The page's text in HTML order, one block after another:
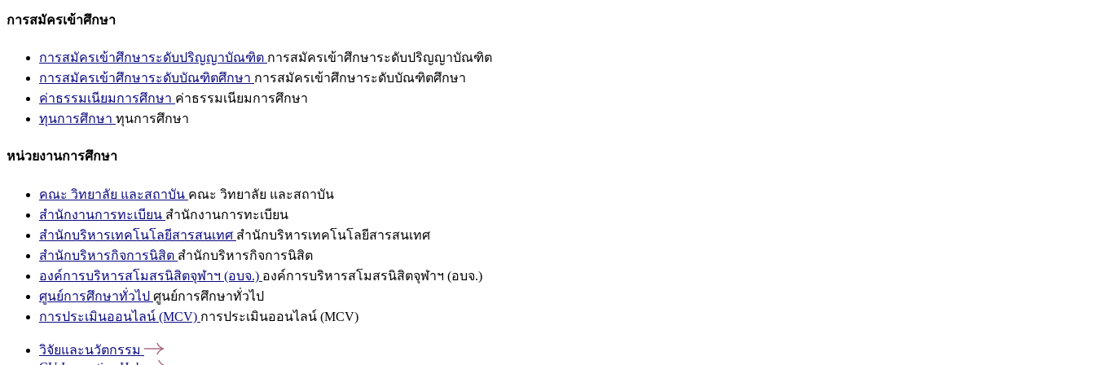
การสมัครเข้าศึกษา
การสมัครเข้าศึกษาระดับปริญญาบัณฑิต การสมัครเข้าศึกษาระดับปริญญาบัณฑิต
การสมัครเข้าศึกษาระดับบัณฑิตศึกษา การสมัครเข้าศึกษาระดับบัณฑิตศึกษา
ค่าธรรมเนียมการศึกษา ค่าธรรมเนียมการศึกษา
ทุนการศึกษา ทุนการศึกษา
หน่วยงานการศึกษา
คณะ วิทยาลัย และสถาบัน คณะ วิทยาลัย และสถาบัน
สำนักงานการทะเบียน สำนักงานการทะเบียน
สำนักบริหารเทคโนโลยีสารสนเทศ สำนักบริหารเทคโนโลยีสารสนเทศ
สำนักบริหารกิจการนิสิต สำนักบริหารกิจการนิสิต
องค์การบริหารสโมสรนิสิตจุฬาฯ (อบจ.) องค์การบริหารสโมสรนิสิตจุฬาฯ (อบจ.)
ศูนย์การศึกษาทั่วไป ศูนย์การศึกษาทั่วไป
การประเมินออนไลน์ (MCV) การประเมินออนไลน์ (MCV)
วิจัยและนวัตกรรม